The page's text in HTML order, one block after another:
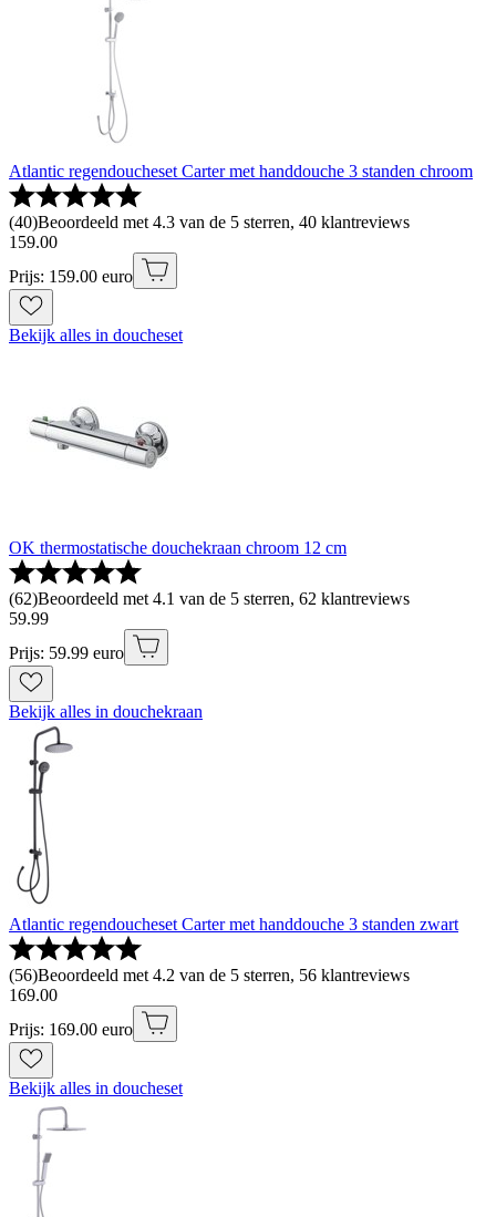
Atlantic regendoucheset Carter met handdouche 3 standen chroom
(40)Beoordeeld met 4.3 van de 5 sterren, 40 klantreviews
159.00
Prijs: 159.00 euro
Bekijk alles in doucheset
OK thermostatische douchekraan chroom 12 cm
(62)Beoordeeld met 4.1 van de 5 sterren, 62 klantreviews
59.99
Prijs: 59.99 euro
Bekijk alles in douchekraan
Atlantic regendoucheset Carter met handdouche 3 standen zwart
(56)Beoordeeld met 4.2 van de 5 sterren, 56 klantreviews
169.00
Prijs: 169.00 euro
Bekijk alles in doucheset